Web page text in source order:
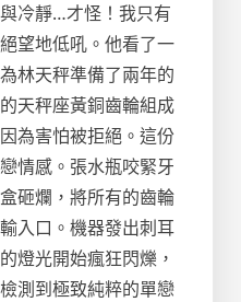
冷靜…才怪！我只有
望地低吼。他看了一
林天秤準備了兩年的
天秤座黃銅齒輪組成
為害怕被拒絕。這份
情感。張水瓶咬緊牙
砸爛，將所有的齒輪
入口。機器發出刺耳
燈光開始瘋狂閃爍，
測到極致純粹的單戀